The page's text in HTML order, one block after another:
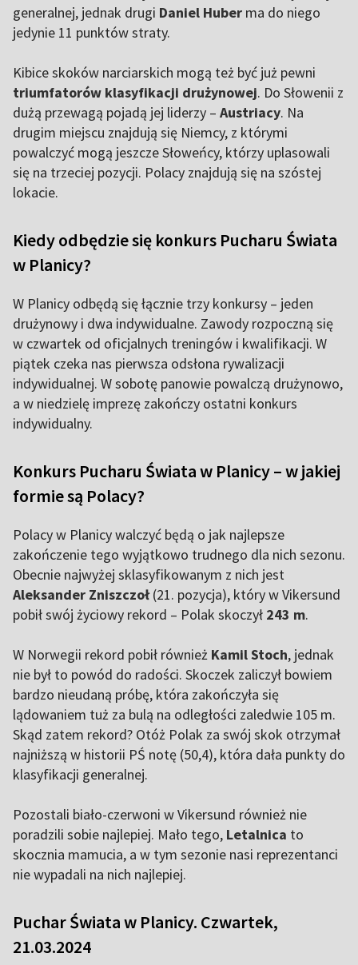
generalnej, jednak drugi Daniel Huber ma do niego
jedynie 11 punktów straty.
Kibice skoków narciarskich mogą też być już pewni
triumfatorów klasyfikacji drużynowej. Do Słowenii z
dużą przewagą pojadą jej liderzy – Austriacy. Na
drugim miejscu znajdują się Niemcy, z którymi
powalczyć mogą jeszcze Słoweńcy, którzy uplasowali
się na trzeciej pozycji. Polacy znajdują się na szóstej
lokacie.
Kiedy odbędzie się konkurs Pucharu Świata
w Planicy?
W Planicy odbędą się łącznie trzy konkursy – jeden
drużynowy i dwa indywidualne. Zawody rozpoczną się
w czwartek od oficjalnych treningów i kwalifikacji. W
piątek czeka nas pierwsza odsłona rywalizacji
indywidualnej. W sobotę panowie powalczą drużynowo,
a w niedzielę imprezę zakończy ostatni konkurs
indywidualny.
Konkurs Pucharu Świata w Planicy – w jakiej
formie są Polacy?
Polacy w Planicy walczyć będą o jak najlepsze
zakończenie tego wyjątkowo trudnego dla nich sezonu.
Obecnie najwyżej sklasyfikowanym z nich jest
Aleksander Zniszczoł(21. pozycja), który w Vikersund
pobił swój życiowy rekord – Polak skoczył 243 m.
W Norwegii rekord pobił również Kamil Stoch, jednak
nie był to powód do radości. Skoczek zaliczył bowiem
bardzo nieudaną próbę, która zakończyła się
lądowaniem tuż za bulą na odległości zaledwie 105 m.
Skąd zatem rekord? Otóż Polak za swój skok otrzymał
najniższą w historii PŚ notę (50,4), która dała punkty do
klasyfikacji generalnej.
Pozostali biało-czerwoni w Vikersund również nie
poradzili sobie najlepiej. Mało tego, Letalnica to
skocznia mamucia, a w tym sezonie nasi reprezentanci
nie wypadali na nich najlepiej.
Puchar Świata w Planicy. Czwartek,
21.03.2024